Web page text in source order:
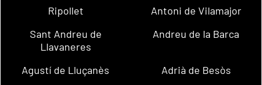
Ripollet
Antoni de Vilamajor
Sant Andreu de
Llavaneres
Andreu de la Barca
Agustí de Lluçanès
Adrià de Besòs